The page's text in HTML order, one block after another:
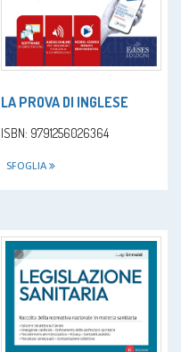
LA PROVA DI INGLESE
ISBN: 9791256026364
SFOGLIA